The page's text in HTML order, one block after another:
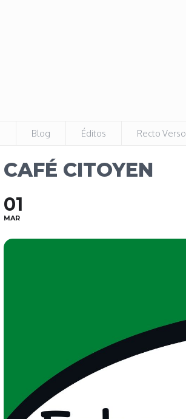
Blog Éditos Recto Verso
CAFÉ CITOYEN
01
MAR